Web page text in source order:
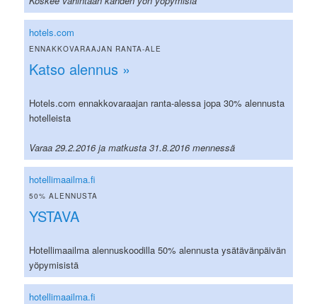
hotels.com
ENNAKKOVARAAJAN RANTA-ALE
Katso alennus »
Hotels.com ennakkovaraajan ranta-alessa jopa 30% alennusta
hotelleista
Varaa 29.2.2016 ja matkusta 31.8.2016 mennessä
hotellimaailma.fi
50% ALENNUSTA
YSTAVA
Hotellimaailma alennuskoodilla 50% alennusta ysätävänpäivän
yöpymisistä
hotellimaailma.fi